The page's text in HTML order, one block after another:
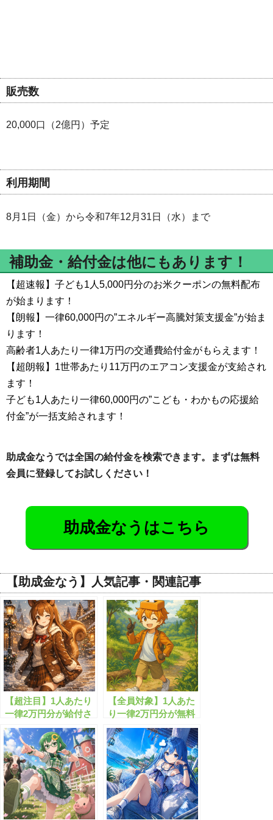
販売数
20,000口（2億円）予定
利用期間
8月1日（金）から令和7年12月31日（水）まで
補助金・給付金は他にもあります！
【超速報】子ども1人5,000円分のお米クーポンの無料配布
が始まります！
【朗報】一律60,000円の”エネルギー高騰対策支援金”が始ま
ります！
高齢者1人あたり一律1万円の交通費給付金がもらえます！
【超朗報】1世帯あたり11万円のエアコン支援金が支給され
ます！
子ども1人あたり一律60,000円の”こども・わかもの応援給
付金”が一括支給されます！
助成金なうでは全国の給付金を検索できます。まずは無料
会員に登録してお試しください！
助成金なうはこちら
【助成金なう】人気記事・関連記事
【超注目】1人あたり
一律2万円分が給付さ
れまし!!
【全員対象】1人あた
り一律2万円分が無料
配布されます！